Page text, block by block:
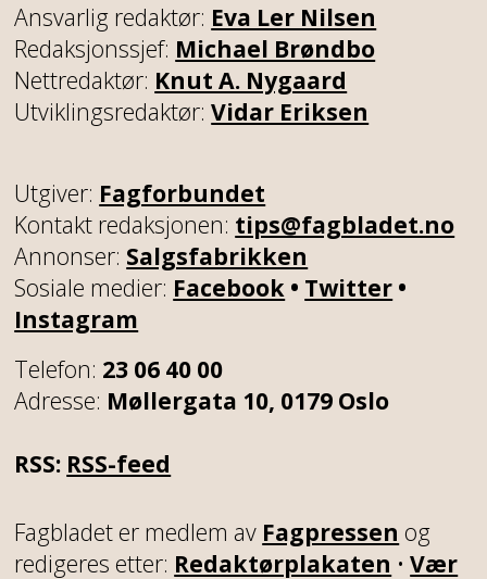
Ansvarlig redaktør: Eva Ler Nilsen
Redaksjonssjef: Michael Brøndbo
Nettredaktør: Knut A. Nygaard
Utviklingsredaktør:Vidar Eriksen
Utgiver: Fagforbundet
Kontakt redaksjonen: tips@fagbladet.no
Annonser: Salgsfabrikken
Sosiale medier: Facebook • Twitter •
Instagram
Telefon: 23 06 40 00
Adresse: Møllergata 10, 0179 Oslo
RSS: RSS-feed
Fagbladet er medlem av Fagpressen og
redigeres etter: Redaktørplakaten • Vær